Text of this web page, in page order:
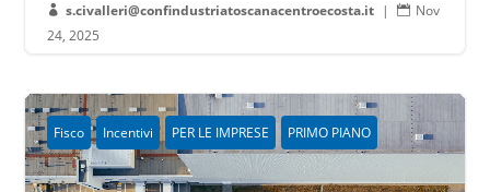
 s.civalleri@confindustriatoscanacentroecosta.it |  Nov
24, 2025
Fisco Incentivi PER LE IMPRESE PRIMO PIANO